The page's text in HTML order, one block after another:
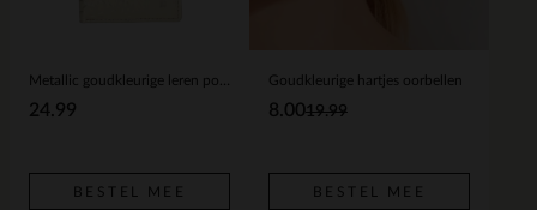
24.99
BESTEL MEE
Goudkleurige hartjes oorbellen
19.99
8.00
BESTEL MEE